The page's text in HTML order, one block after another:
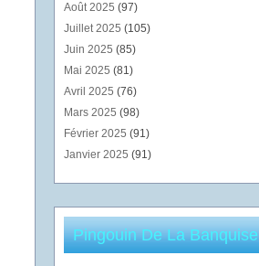
Août 2025 (97)
Juillet 2025 (105)
Juin 2025 (85)
Mai 2025 (81)
Avril 2025 (76)
Mars 2025 (98)
Février 2025 (91)
Janvier 2025 (91)
Pingouin De La Banquise